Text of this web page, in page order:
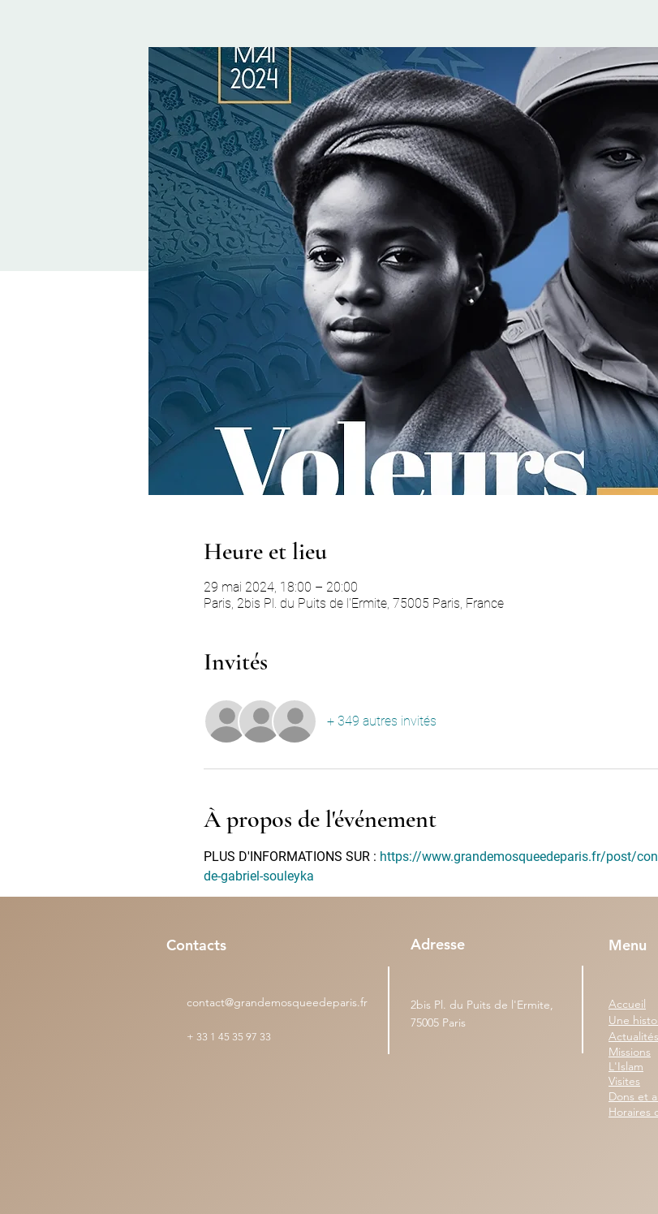
Heure et lieu
29 mai 2024, 18:00 – 20:00
Paris, 2bis Pl. du Puits de l'Ermite, 75005 Paris, France
Invités
+ 349 autres invités
À propos de l'événement
PLUS D'INFORMATIONS SUR : https://www.grandemosqueedeparis.fr/post/
de-gabriel-souleyka
Contacts Adresse Menu
contact@grandemosqueedeparis.fr
+ 33 1 45 35 97 33
2bis Pl. du Puits de l'Ermite,
75005 Paris
Accueil
Une
Actualités
Missions
L'Islam
Visites
Dons et
Horaires